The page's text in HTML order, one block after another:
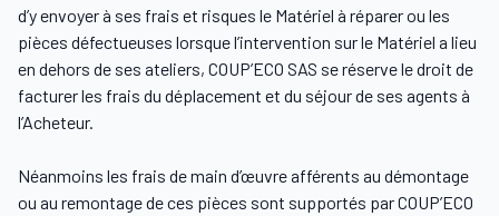
d’y envoyer à ses frais et risques le Matériel à réparer ou les
pièces défectueuses lorsque l’intervention sur le Matériel a lieu
en dehors de ses ateliers, COUP’ECO SAS se réserve le droit de
facturer les frais du déplacement et du séjour de ses agents à
l’Acheteur.
Néanmoins les frais de main d’œuvre afférents au démontage
ou au remontage de ces pièces sont supportés par COUP’ECO